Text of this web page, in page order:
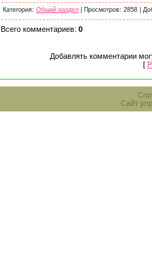
Категория: Общий раздел | Просмотров: 2858 |
Всего комментариев: 0
Добавлять комментарии
[
Сайт